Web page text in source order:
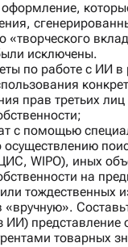
оформление,
«творческого
исключены.
по работе с ИИ в
прав третьих
с помощью
WIPO), иных
на
тождественных
«вручную».
ИИ) представление
товарных